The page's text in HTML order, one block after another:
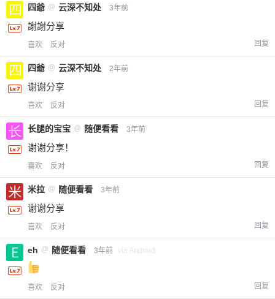
四爺 @ 云深不知处 3年前
謝謝分享
喜欢 反对 回复
四爺 @ 云深不知处 2年前
谢谢分享
喜欢 反对 回复
长腿的宝宝 @ 随便看看 3年前
谢谢分享！
喜欢 反对 回复
米拉 @ 随便看看 3年前
谢谢分享
喜欢 反对 回复
eh @ 随便看看 3年前 via Android
喜欢 反对 回复